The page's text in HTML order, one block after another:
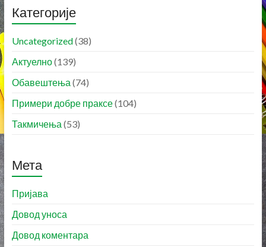
Категорије
Uncategorized(38)
Актуелно(139)
Обавештења (74)
Примери добре праксе(104)
Такмичења (53)
Мета
Пријава
Довод уноса
Довод коментара